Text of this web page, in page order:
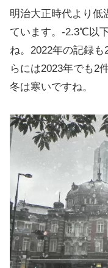
明治大正時代より
ています。-2.3℃以
ね。2022年の記録
らには2023年でも2
冬は寒いですね。